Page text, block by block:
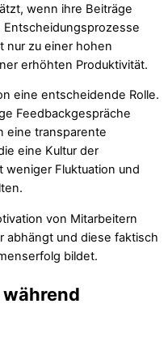
wenn ihre Beiträge
nur zu einer hohen
erhöhten Produktivität.
eine entscheidende Rolle.
Feedbackgespräche
eine transparente
eine Kultur der
Fluktuation und
von Mitarbeitern
abhängt und diese faktisch
bildet.